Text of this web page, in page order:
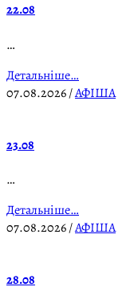
22.08
…
Детальніше…
07.08.2026/АФІША
23.08
…
Детальніше…
07.08.2026/АФІША
28.08